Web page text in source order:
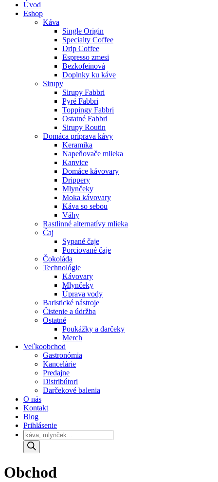
Úvod
Eshop
Káva
Single Origin
Specialty Coffee
Drip Coffee
Espresso zmesi
Bezkofeinová
Doplnky ku káve
Sirupy
Sirupy Fabbri
Pyré Fabbri
Toppingy Fabbri
Ostatné Fabbri
Sirupy Routin
Domáca príprava kávy
Keramika
Napeňovače mlieka
Kanvice
Domáce kávovary
Drippery
Mlynčeky
Moka kávovary
Káva so sebou
Váhy
Rastlinné alternatívy mlieka
Čaj
Sypané čaje
Porciované čaje
Čokoláda
Technológie
Kávovary
Mlynčeky
Úprava vody
Baristické nástroje
Čistenie a údržba
Ostatné
Poukážky a darčeky
Merch
Veľkoobchod
Gastronómia
Kancelárie
Predajne
Distribútori
Darčekové balenia
O nás
Kontakt
Blog
Prihlásenie
Products
search
Obchod